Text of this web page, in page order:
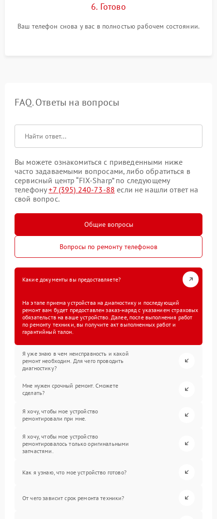
6. Готово
Ваш телефон снова у вас в полностью рабочем состоянии.
FAQ. Ответы на вопросы
Вы можете ознакомиться с приведенными ниже
часто задаваемыми вопросами, либо обратиться в
сервисный центр “FIX-Sharp” по следующему
телефону+7 (395) 240-73-88 если не нашли ответ на
свой вопрос.
Общие вопросы
Вопросы по ремонту телефонов
Какие документы вы предоставляете?
На этапе приема устройства на диагностику и последующий
ремонт вам будет предоставлен заказ-наряд с указанием страховых
обязательств на ваше устройство. Далее, после выполнения работ
по ремонту техники, вы получите акт выполненных работ и
гарантийный талон.
Я уже знаю в чем неисправность и какой
ремонт необходим. Для чего проводить
диагностику?
Мне нужен срочный ремонт. Сможете
сделать?
Я хочу, чтобы мое устройство
ремонтировали при мне.
Я хочу, чтобы мое устройство
ремонтировалось только оригинальными
запчастями.
Как я узнаю, что мое устройство готово?
От чего зависит срок ремонта техники?